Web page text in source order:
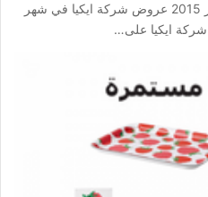
عروض شركة ايكيا في شهر سبتمبر 2015 عروض شركة ايكيا في شهر